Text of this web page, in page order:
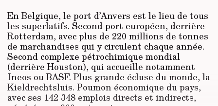
En Belgique, le port d’Anvers est le lieu de tous
les superlatifs. Second port européen, derrière
Rotterdam, avec plus de 220 millions de tonnes
de marchandises qui y circulent chaque année.
Second complexe pétrochimique mondial
(derrière Houston), qui accueille notamment
Ineos ou BASF. Plus grande écluse du monde, la
Kieldrechtsluis. Poumon économique du pays,
avec ses 142 348 emplois directs et indirects,